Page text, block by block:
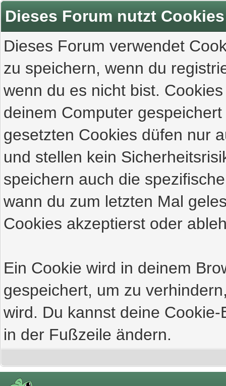
Dieses Forum nutzt Cookies
Dieses Forum verwendet
zu speichern, wenn du
wenn du es nicht bist.
deinem Computer
gesetzten Cookies düfen nur
und stellen kein
speichern auch die
wann du zum letzten Mal
Cookies akzeptierst oder
Ein Cookie wird in deinem
gespeichert, um zu
wird. Du kannst deine
in der Fußzeile ändern.